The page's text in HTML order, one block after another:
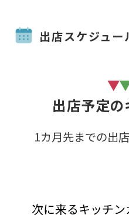
出店スケジュー
出店予定
1カ月先までの出
次に来るキッチン